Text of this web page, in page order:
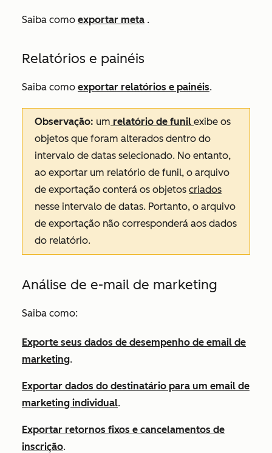
Saiba como exportar meta .
Relatórios e painéis
Saiba como exportar relatórios e painéis.
Observação: um relatório de funil exibe os
objetos que foram alterados dentro do
intervalo de datas selecionado. No entanto,
ao exportar um relatório de funil, o arquivo
de exportação conterá os objetos criados
nesse intervalo de datas. Portanto, o arquivo
de exportação não corresponderá aos dados
do relatório.
Análise de e-mail de marketing
Saiba como:
Exporte seus dados de desempenho de email de
marketing.
Exportar dados do destinatário para um email de
marketing individual.
Exportar retornos fixos e cancelamentos de
inscrição.